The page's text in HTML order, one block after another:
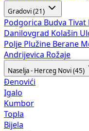
Gradovi (21)
Podgorica Budva Tivat
Danilovgrad Kolašin
Polje Plužine Berane
Andrijevica Rožaje
Naselja - Herceg Novi (45)
Đenovići
Igalo
Kumbor
Topla
Bijela